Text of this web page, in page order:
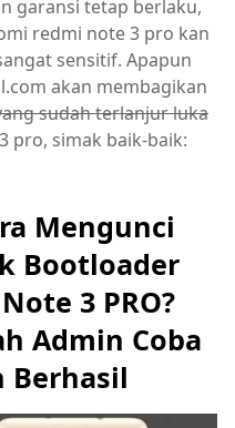
garansi tetap berlaku,
redmi note 3 pro kan
sensitif. Apapun
akan membagikan
sudah terlanjur luka
pro, simak baik-baik:
Mengunci
Bootloader
3 PRO?
Admin Coba
Berhasil